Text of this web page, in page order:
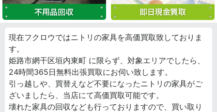
現在フクロウではニトリの家具を高価買取致しておりま
す。
姫路市網干区垣内東町 に限らず、対象エリアでしたら、
24時間365日無料出張買取にお伺い致します。
引っ越しや、買替えなど不要になったニトリの家具がご
ざいましたら、当店にて高価買取可能です。
壊れた家具の回収なども行っておりますので、買い取り